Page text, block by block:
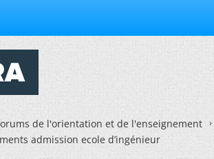
de l'orientation et de l'enseignement
admission ecole d’ingénieur